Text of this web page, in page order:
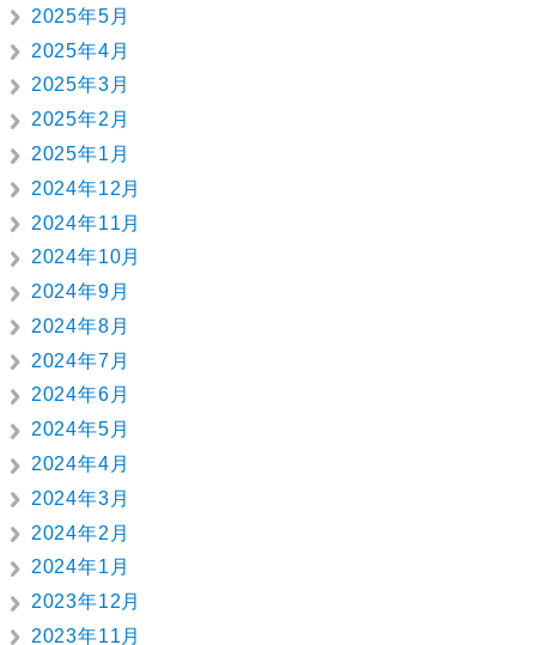
2025年5月
2025年4月
2025年3月
2025年2月
2025年1月
2024年12月
2024年11月
2024年10月
2024年9月
2024年8月
2024年7月
2024年6月
2024年5月
2024年4月
2024年3月
2024年2月
2024年1月
2023年12月
2023年11月